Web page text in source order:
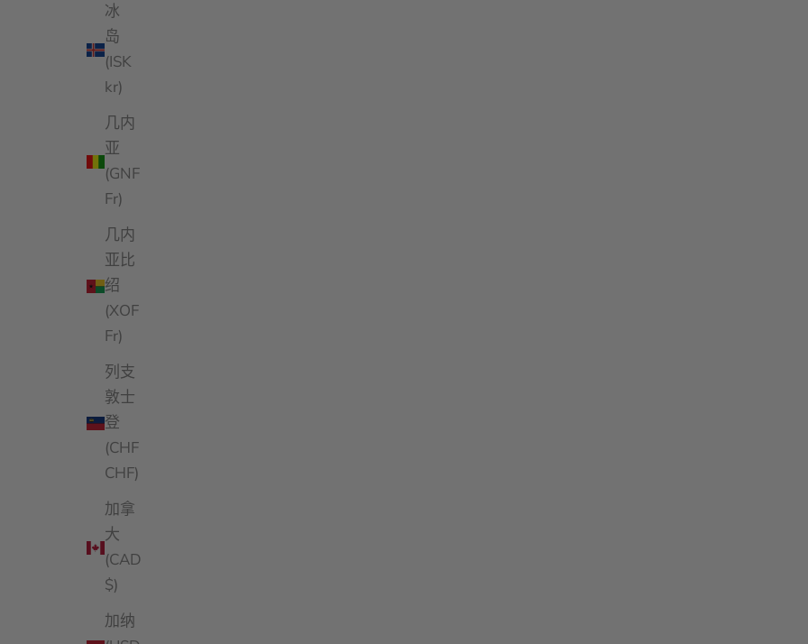
冰
岛
(ISK
kr)
几内
亚
(GNF
Fr)
几内
亚比
绍
(XOF
Fr)
列支
敦士
登
(CHF
CHF)
加拿
大
(CAD
$)
加纳